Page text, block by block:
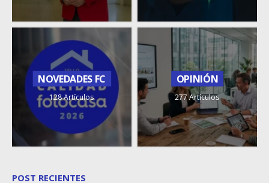
NOVEDADES FC
128 Artículos
OPINIÓN
277 Artículos
POST RECIENTES